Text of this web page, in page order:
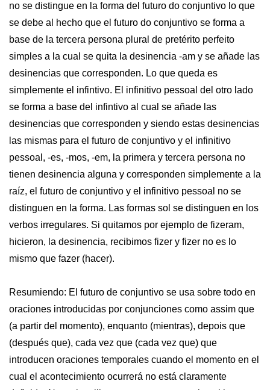
no se distingue en la forma del futuro do conjuntivo lo que
se debe al hecho que el futuro do conjuntivo se forma a
base de la tercera persona plural de pretérito perfeito
simples a la cual se quita la desinencia -am y se añade las
desinencias que corresponden. Lo que queda es
simplemente el infintivo. El infinitivo pessoal del otro lado
se forma a base del infintivo al cual se añade las
desinencias que corresponden y siendo estas desinencias
las mismas para el futuro de conjuntivo y el infinitivo
pessoal, -es, -mos, -em, la primera y tercera persona no
tienen desinencia alguna y corresponden simplemente a la
raíz, el futuro de conjuntivo y el infinitivo pessoal no se
distinguen en la forma. Las formas sol se distinguen en los
verbos irregulares. Si quitamos por ejemplo de fizeram,
hicieron, la desinencia, recibimos fizer y fizer no es lo
mismo que fazer (hacer).
Resumiendo: El futuro de conjuntivo se usa sobre todo en
oraciones introducidas por conjunciones como assim que
(a partir del momento), enquanto (mientras), depois que
(después que), cada vez que (cada vez que) que
introducen oraciones temporales cuando el momento en el
cual el acontecimiento ocurrerá no está claramente